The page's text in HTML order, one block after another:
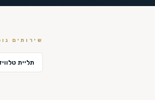
שירותים
תליית